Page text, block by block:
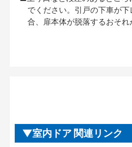
でください。引戸の下車が
合、扉本体が脱落するおそれ
室内ドア 関連リンク